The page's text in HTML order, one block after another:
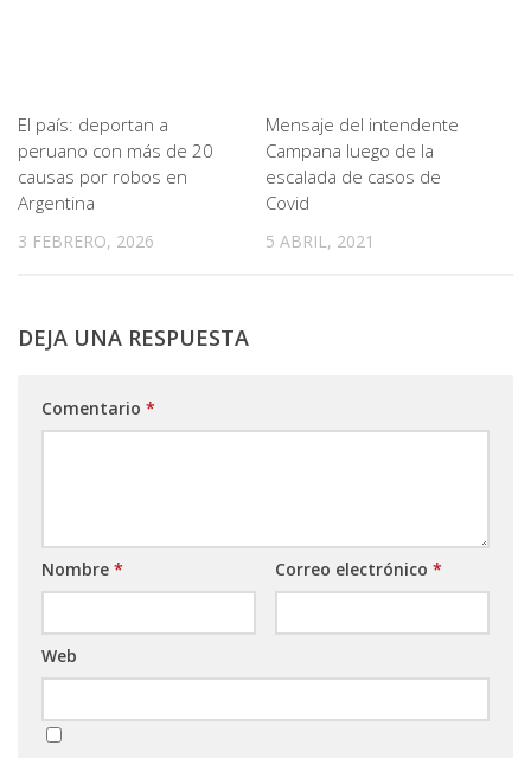
El país: deportan a
peruano con más de 20
causas por robos en
Argentina
3 FEBRERO, 2026
Mensaje del intendente
Campana luego de la
escalada de casos de
Covid
5 ABRIL, 2021
DEJA UNA RESPUESTA
Comentario *
Nombre * Correo electrónico *
Web